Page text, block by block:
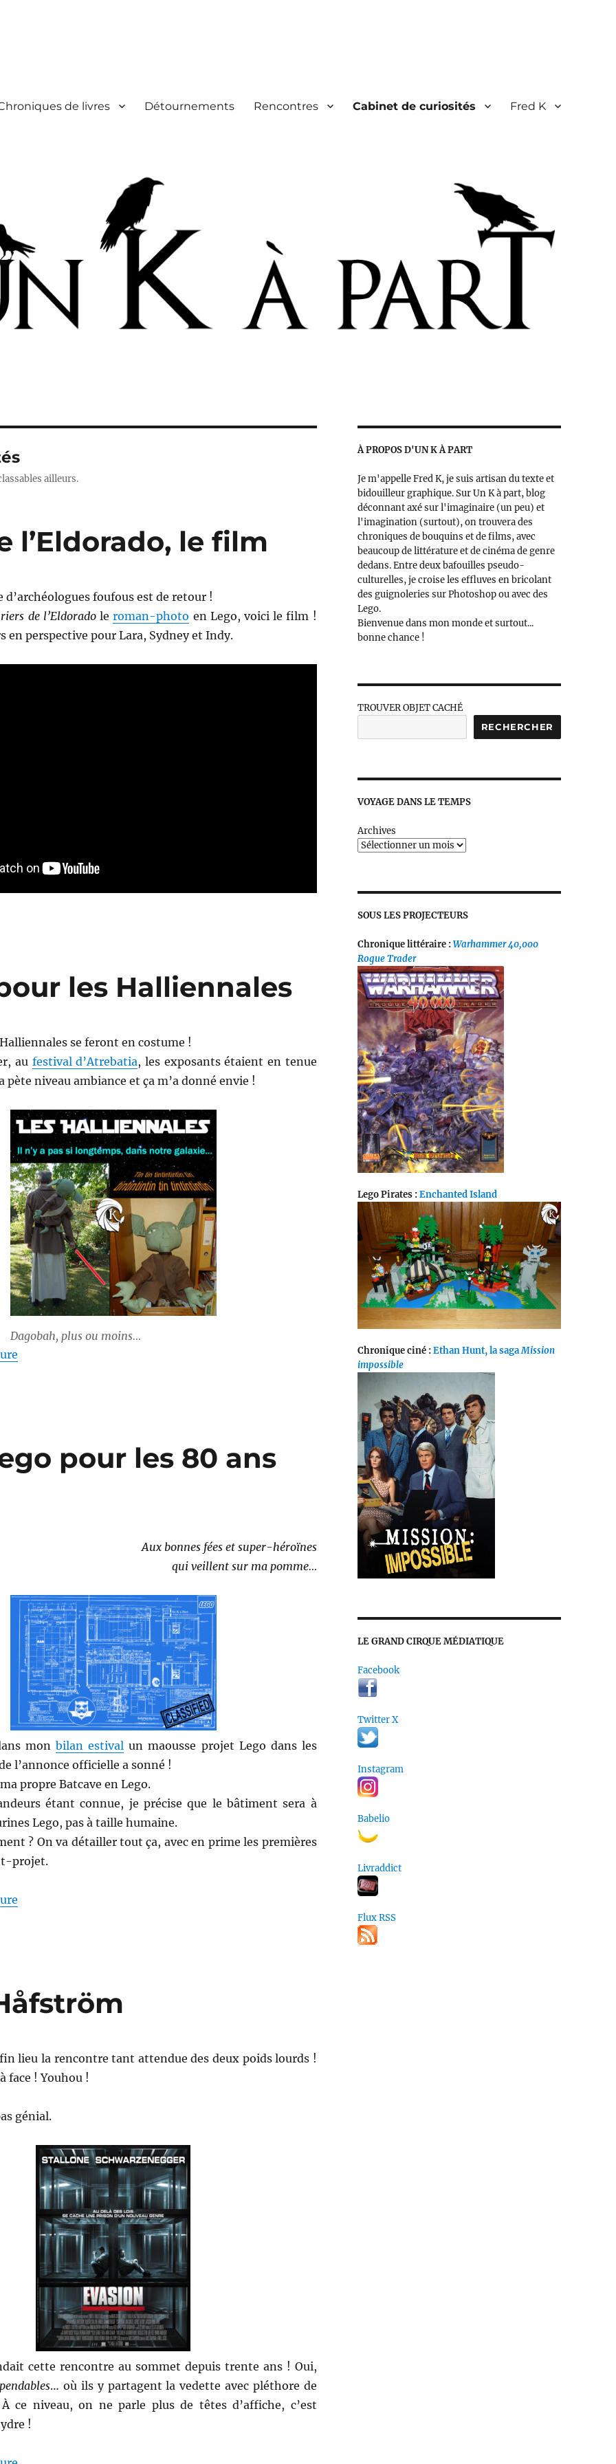
de livres Détournements Rencontres Cabinet de curiosités Fred K
ailleurs.
l’Eldorado, le film
d’archéologues foufous est de retour !
de l’Eldoradoleroman-photo en Lego, voici le film !
en perspective pour Lara, Sydney et Indy.
les Halliennales
se feront en costume !
au festival d’Atrebatia, les exposants étaient en tenue
pète niveau ambiance et ça m’a donné envie !
Dagobah, plus ou moins…
de « En grande tenue pour les Halliennales »
pour les 80 ans
Aux bonnes fées et super-héroïnes
qui veillent sur ma pomme…
monbilan estival un maousse projet Lego dans les
l’annonce officielle a sonné !
propre Batcave en Lego.
étant connue, je précise que le bâtiment sera à
Lego, pas à taille humaine.
? On va détailler tout ça, avec en prime les premières
projet.
de « Une Batcave en Lego pour les 80 ans de Batman »
lieu la rencontre tant attendue des deux poids lourds !
face ! Youhou !
génial.
cette rencontre au sommet depuis trente ans ! Oui,
… où ils y partagent la vedette avec pléthore de
ce niveau, on ne parle plus de têtes d’affiche, c’est
!
À PROPOS D'UN K À PART
Je m'appelle Fred K, je suis artisan du texte et
bidouilleur graphique. Sur Un K à part, blog
déconnant axé sur l'imaginaire (un peu) et
l'imagination (surtout), on trouvera des
chroniques de bouquins et de films, avec
beaucoup de littérature et de cinéma de genre
dedans. Entre deux bafouilles pseudo-
culturelles, je croise les effluves en bricolant
des guignoleries sur Photoshop ou avec des
Lego.
Bienvenue dans mon monde et surtout...
bonne chance !
TROUVER OBJET CACHÉ
RECHERCHER
VOYAGE DANS LE TEMPS
Archives
SOUS LES PROJECTEURS
Chronique littéraire :Warhammer 40,000
Rogue Trader
Lego Pirates :Enchanted Island
Chronique ciné :Ethan Hunt, la sagaMission
impossible
LE GRAND CIRQUE MÉDIATIQUE
Facebook
Twitter X
Instagram
Babelio
Livraddict
Flux RSS